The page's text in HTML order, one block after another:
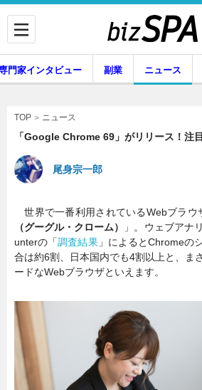
企業インタビュー
副業
暮らし
門家インタビュー 副業 ニュース
TOP ニュース
「Google Chrome 69」がリリース！注
尾身宗一郎
世界で一番利用されているWebブラウ
（グーグル・クローム）
」。ウェブアナ
unterの「調査結果」によるとChromeの
合は約6割、日本国内でも4割以上と、ま
ードなWebブラウザといえます。